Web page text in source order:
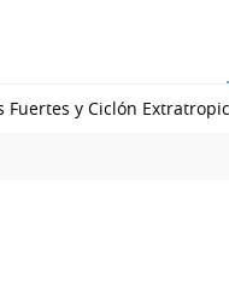
Fuertes y Ciclón